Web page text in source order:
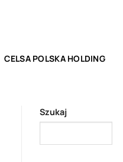
CELSA POLSKA HOLDING
Szukaj